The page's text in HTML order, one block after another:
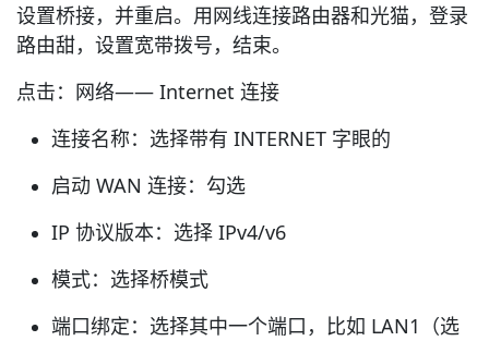
设置桥接，并重启。用网线连接路由器和光猫，登录
路由甜，设置宽带拨号，结束。
点击：网络—— Internet 连接
连接名称：选择带有 INTERNET 字眼的
启动 WAN 连接：勾选
IP 协议版本：选择 IPv4/v6
模式：选择桥模式
端口绑定：选择其中一个端口，比如 LAN1（选